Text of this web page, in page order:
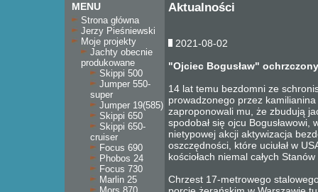
MENU
Strona główna
Jerzy Pieśniewski
Moje projekty
Jachty obecnie
produkowane
Skippi 500
Jumper 550-
super
Jumper 19(585)
Skippi 650
Skippi 650-
cruiser
Focus 690
Phobos 24
Focus 730
Marlin 25
Aktualności
2021-08-02
"Ojciec Bogusław" ochrzczony
14 lat temu bezdomni ze
prowadzonego przez
zaproponowali mu, że zbudują
spodobał się ojcu Bogusławowi,
nietypowej akcji aktywizacja
oszczędności, które uciułał w
kościołach niemal całych
Chrzest 17-metrowego